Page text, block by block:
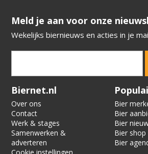
​​​​​​​Meld je aan voor onze
Wekelijks biernieuws en acties in je
Verification code:
Biernet.nl
Over ons
Contact
Werk & stages
Samenwerken &
adverteren
Bier
Bier
Bier
Bier shop
Bier